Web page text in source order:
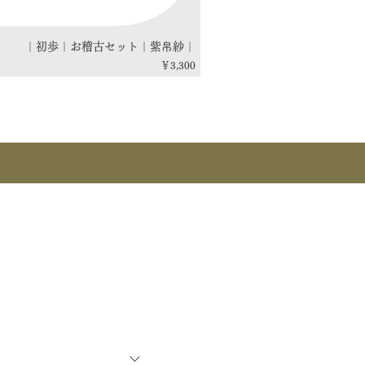
｜初歩｜お稽古セット｜紫帛紗｜
価格
￥3,300